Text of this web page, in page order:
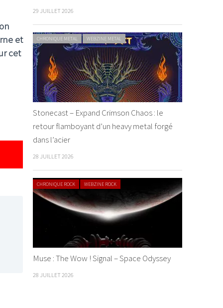
et
cet
29 JUILLET 2026
CHRONIQUE METAL WEBZINE METAL
Stonecast – Expand Crimson Chaos : le
retour flamboyant d’un heavy metal forgé
dans l’acier
28 JUILLET 2026
CHRONIQUE ROCK WEBZINE ROCK
Muse : The Wow ! Signal – Space Odyssey
28 JUILLET 2026